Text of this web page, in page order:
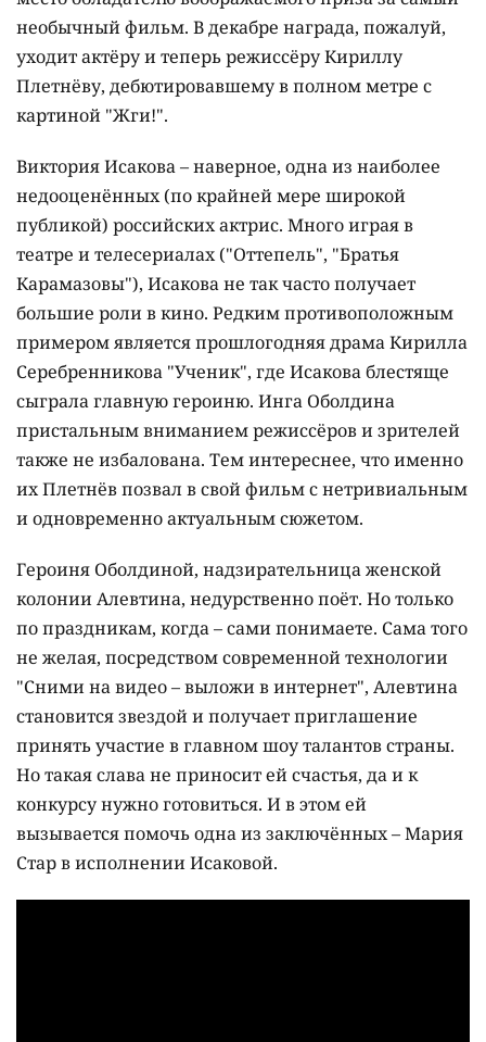
необычный фильм. В декабре награда, пожалуй,
уходит актёру и теперь режиссёру Кириллу
Плетнёву, дебютировавшему в полном метре с
картиной "Жги!".
Виктория Исакова – наверное, одна из наиболее
недооценённых (по крайней мере широкой
публикой) российских актрис. Много играя в
театре и телесериалах ("Оттепель", "Братья
Карамазовы"), Исакова не так часто получает
большие роли в кино. Редким противоположным
примером является прошлогодняя драма Кирилла
Серебренникова "Ученик", где Исакова блестяще
сыграла главную героиню. Инга Оболдина
пристальным вниманием режиссёров и зрителей
также не избалована. Тем интереснее, что именно
их Плетнёв позвал в свой фильм с нетривиальным
и одновременно актуальным сюжетом.
Героиня Оболдиной, надзирательница женской
колонии Алевтина, недурственно поёт. Но только
по праздникам, когда – сами понимаете. Сама того
не желая, посредством современной технологии
"Сними на видео – выложи в интернет", Алевтина
становится звездой и получает приглашение
принять участие в главном шоу талантов страны.
Но такая слава не приносит ей счастья, да и к
конкурсу нужно готовиться. И в этом ей
вызывается помочь одна из заключённых – Мария
Стар в исполнении Исаковой.